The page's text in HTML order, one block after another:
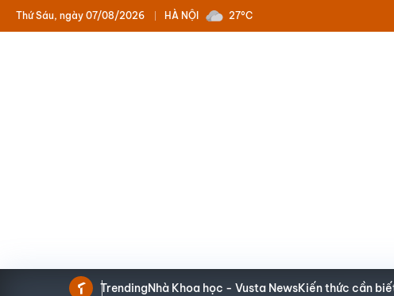
HÀ NỘI
Thứ Sáu, ngày 07/08/2026 27°C
TrendingNhà Khoa học - Vusta NewsKiến thức cần